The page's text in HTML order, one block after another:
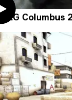
MLG